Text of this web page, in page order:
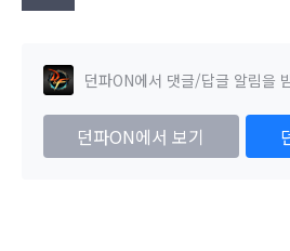
던파ON에서 댓글/답글 알림을
던파ON에서 보기